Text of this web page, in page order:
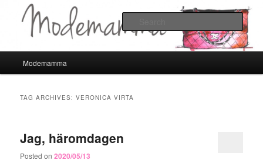
Modemamma
Skip
content
Skip
content
Modemamma
TAG ARCHIVES:VERONICA VIRTA
Jag, häromdagen
Posted on2020/05/13